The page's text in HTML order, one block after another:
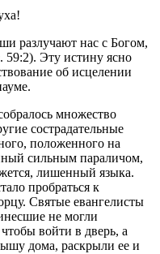
разлучают нас с Богом,
59:2). Эту истину ясно
об исцелении
множество
сострадательные
положенного на
сильным параличом,
лишенный языка.
пробраться к
Святые евангелисты
не могли
войти в дверь, а
дома, раскрыли ее и